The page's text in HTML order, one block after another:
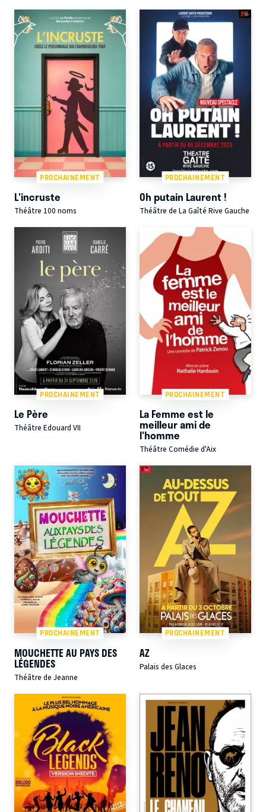
PROCHAINEMENT
L'incruste
Théâtre 100 noms
PROCHAINEMENT
Oh putain Laurent !
Théâtre de La Gaîté Rive Gauche
PROCHAINEMENT
Le Père
Théâtre Edouard VII
PROCHAINEMENT
La Femme est le
meilleur ami de
l'homme
Théâtre Comédie d'Aix
PROCHAINEMENT
MOUCHETTE AU PAYS DES
LÉGENDES
Théâtre de Jeanne
PROCHAINEMENT
AZ
Palais des Glaces